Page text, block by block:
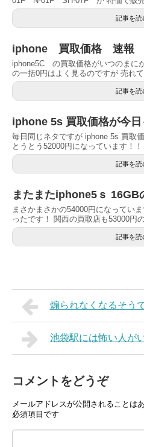
記事を読
iphone 買取価格 速報
iphone5C の買取価格がいつのまに
の一括0円はよく見るのですが 売れ
記事を読
iphone 5s 買取価格が今日
毎日同じネタですが iphone 5s 買取
とうとう52000円になっています！
記事を読
またまたiphone5ｓ 16GB
まさかまさかの54000円になってい
ったです！ 関西の買取店も53000円
記事を読
煽られなくなるそう
池袋駅には怖い人が
コメントをどうぞ
メールアドレスが公開されることは
必須項目です